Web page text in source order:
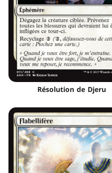
Résolution de Djeru